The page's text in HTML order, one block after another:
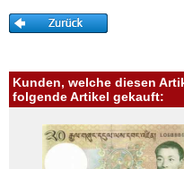
Grenada
Guyana
Haiti
Honduras
Jamaica
Ihre Bewertungen
Informationen
Preislisten
Ankauf
Kunden, welche diesen
folgende Artikel gekauft: